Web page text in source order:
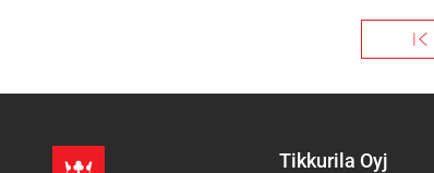
«
Tikkurila Oyj